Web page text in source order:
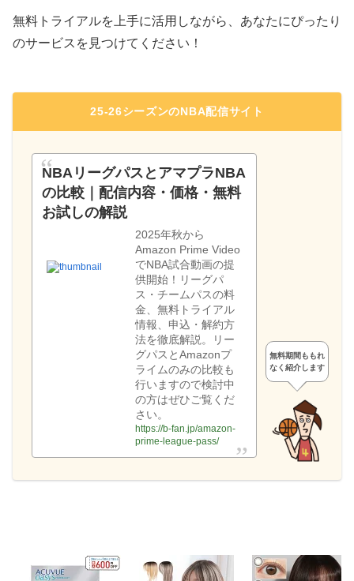
無料トライアルを上手に活用しながら、あなたにぴったり
のサービスを見つけてください！
25-26シーズンのNBA配信サイト
NBAリーグパスとアマプラNBA
の比較｜配信内容・価格・無料
お試しの解説
2025年秋から
Amazon Prime Video
でNBA試合動画の提
供開始！リーグパ
ス・チームパスの料
金、無料トライアル
情報、申込・解約方
法を徹底解説。リー
グパスとAmazonプ
ライムのみの比較も
行いますので検討中
の方はぜひご覧くだ
さい。
https://b-fan.jp/amazon-
prime-league-pass/
無料期間ももれ
なく紹介します